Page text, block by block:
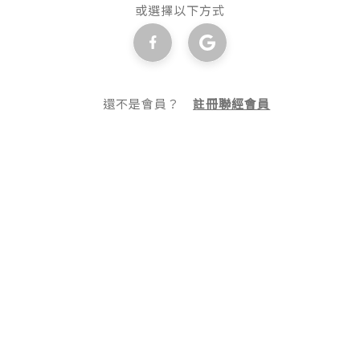
或選擇以下方式
還不是會員？註冊聯經會員